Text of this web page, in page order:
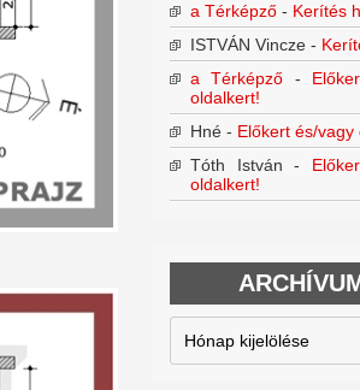
a Térképző- Kerítés
ISTVÁN Vincze-
a Térképző -
oldalkert!
Hné- Előkert és/vagy
Tóth István -
oldalkert!
Archívum